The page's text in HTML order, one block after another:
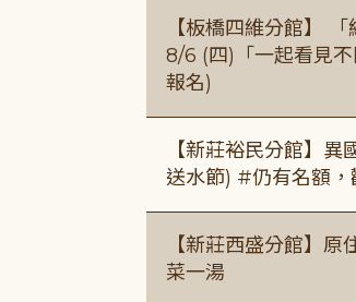
【板橋四維分館】
8/6 (四)「一起看見
報名)
【新莊裕民分館】
送水節) #仍有名額，
【新莊西盛分館】
菜一湯